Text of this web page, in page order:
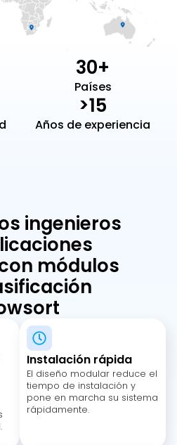
30+
Países
>15
Años de experiencia
ingenieros
módulos
Instalación rápida
El diseño modular reduce el
tiempo de instalación y
pone en marcha su sistema
rápidamente.